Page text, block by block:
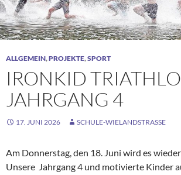
ALLGEMEIN,PROJEKTE,SPORT
IRONKID
JAHRGANG 4
17. JUNI 2026 SCHULE-WIELANDSTRASSE
Am Donnerstag, den 18. Juni wird es
Unsere Jahrgang 4 und motivierte Kinder